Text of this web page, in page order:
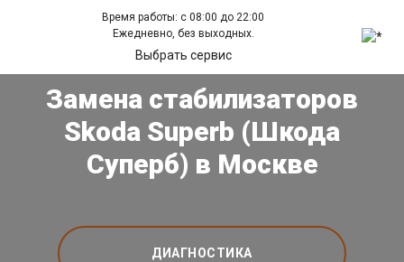
Время работы: с 08:00 до 22:00
Ежедневно, без выходных.
Выбрать сервис
Замена стабилизаторов
Skoda Superb (Шкода
Суперб) в Москве
ДИАГНОСТИКА